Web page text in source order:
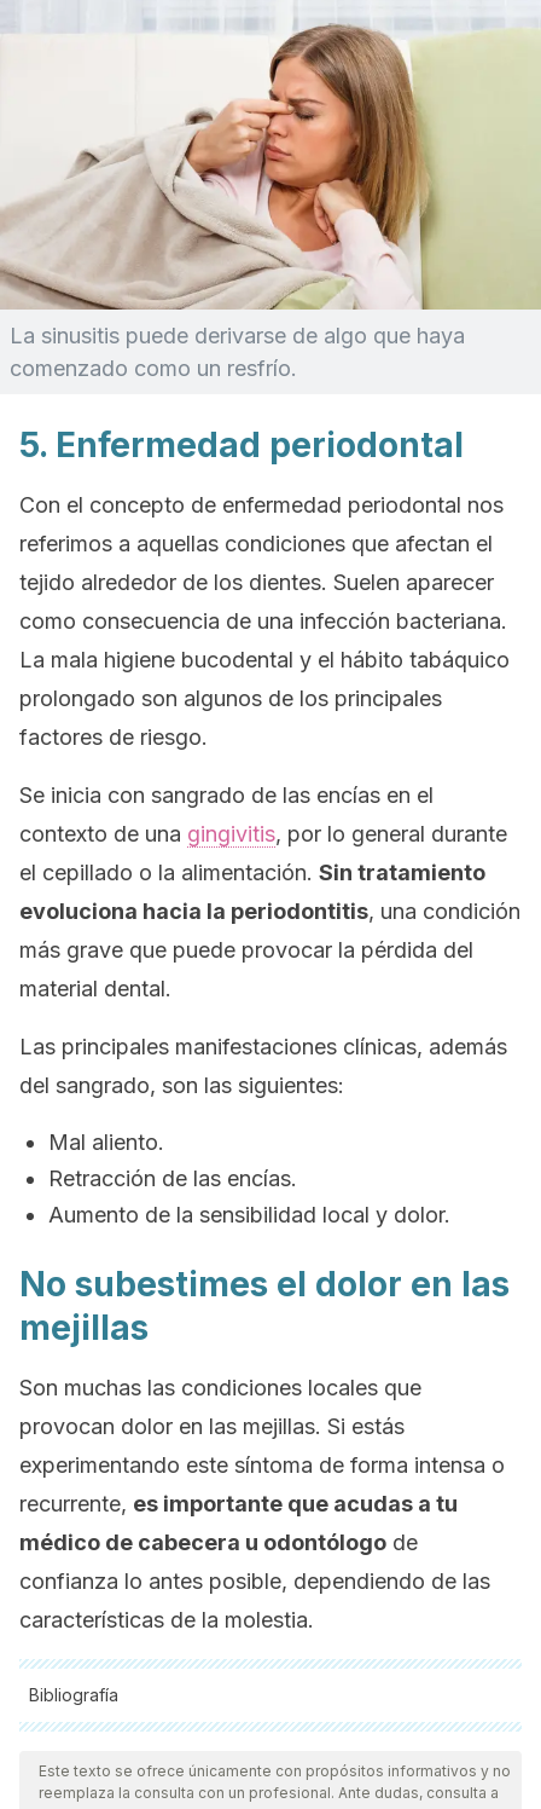
La sinusitis puede derivarse de algo que haya
comenzado como un resfrío.
5. Enfermedad periodontal
Con el concepto de enfermedad periodontal nos
referimos a aquellas condiciones que afectan el
tejido alrededor de los dientes. Suelen aparecer
como consecuencia de una infección bacteriana.
La mala higiene bucodental y el hábito tabáquico
prolongado son algunos de los principales
factores de riesgo.
Se inicia con sangrado de las encías en el
contexto de una gingivitis, por lo general durante
el cepillado o la alimentación. Sin tratamiento
evoluciona hacia la periodontitis, una condición
más grave que puede provocar la pérdida del
material dental.
Las principales manifestaciones clínicas, además
del sangrado, son las siguientes:
Mal aliento.
Retracción de las encías.
Aumento de la sensibilidad local y dolor.
No subestimes el dolor en las
mejillas
Son muchas las condiciones locales que
provocan dolor en las mejillas. Si estás
experimentando este síntoma de forma intensa o
recurrente, es importante que acudas a tu
médico de cabecera u odontólogo de
confianza lo antes posible, dependiendo de las
características de la molestia.
Bibliografía
Todas las fuentes citadas fueron revisadas a profundidad por
nuestro equipo, para asegurar su calidad, confiabilidad,
vigencia y validez.La bibliografía de este artículo fue
Este texto se ofrece únicamente con propósitos informativos y no
reemplaza la consulta con un profesional. Ante dudas, consulta a